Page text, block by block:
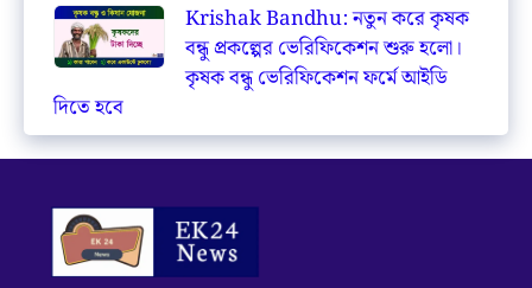
Krishak Bandhu: নতুন করে কৃষক
বন্ধু প্রকল্পের ভেরিফিকেশন শুরু হলো।
কৃষক বন্ধু ভেরিফিকেশন ফর্মে আইডি
দিতে হবে